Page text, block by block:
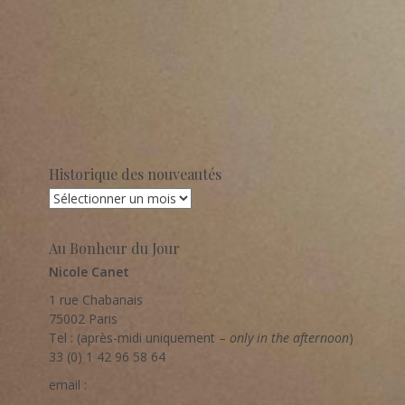
Historique des nouveautés
Historique
Au Bonheur du Jour
Nicole Canet
1 rue Chabanais
75002 Paris
Tel : (après-midi uniquement – only in the afternoon)
33 (0) 1 42 96 58 64
email :